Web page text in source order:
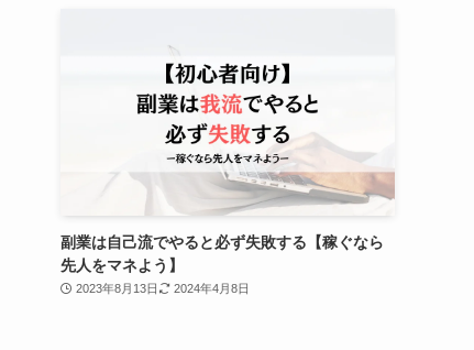
副業は自己流でやると必ず失敗する【稼ぐなら
先人をマネよう】
2023年8月13日 2024年4月8日